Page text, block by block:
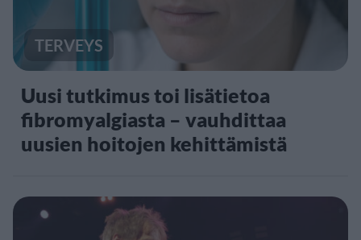
TERVEYS
Uusi tutkimus toi lisätietoa
fibromyalgiasta – vauhdittaa
uusien hoitojen kehittämistä